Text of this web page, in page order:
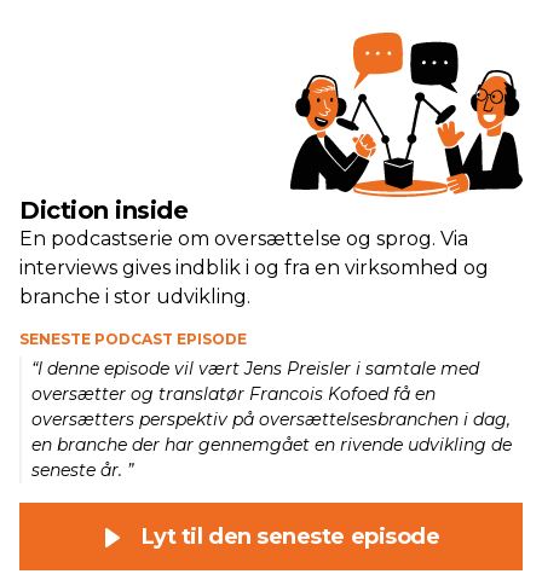
Diction inside
En podcastserie om oversættelse og sprog. Via
interviews gives indblik i og fra en virksomhed og
branche i stor udvikling.
SENESTE PODCAST EPISODE
“I denne episode vil vært Jens Preisler i samtale med
oversætter og translatør Francois Kofoed få en
oversætters perspektiv på oversættelsesbranchen i dag,
en branche der har gennemgået en rivende udvikling de
seneste år. ”
Lyt til den seneste episode